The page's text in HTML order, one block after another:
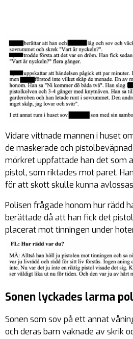
Vidare vittnade mannen i huset
de maskerade och
mörkret uppfattade han det som
pistol, som riktades mot paret.
för att skott skulle kunna
Polisen frågade honom hur rädd
berättade då att han fick det
placerat mot tinningen under
Sonen lyckades larma
Sonen som sov på ett annat
och deras barn vaknade av skrik